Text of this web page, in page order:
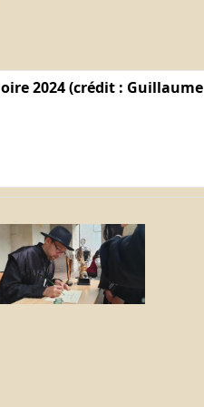
2024 (crédit : Guillaume